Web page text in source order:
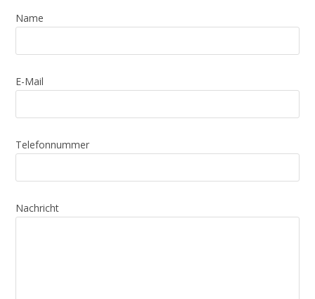
Name
E-Mail
Telefonnummer
Nachricht